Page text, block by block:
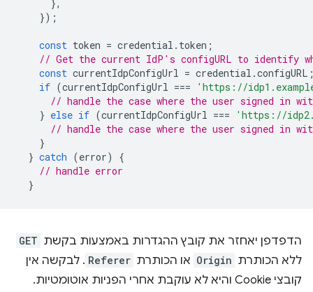
},
});
const token = credential . token ;
// Get the current IdP's configURL to identify
const currentIdpConfigUrl = credential .configURL
if (currentIdpConfigUrl ===
'https://
// handle the case where the user signed in
} else if (currentIdpConfigUrl ===
'https://
// handle the case where the user signed in
}
} catch (error)
{
// handle error
}
הדפדפן יאחזר את קובץ ההגדרות באמצעות בקשת GET
ללא הכותרת Origin או הכותרת Referer . לבקשה אין
קובצי Cookie והיא לא עוקבת אחרי הפניות אוטומטיות.